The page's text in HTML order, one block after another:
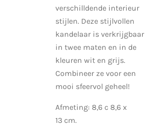
verschilldende interieur
stijlen. Deze stijlvollen
kandelaar is verkrijgbaar
in twee maten en in de
kleuren wit en grijs.
Combineer ze voor een
mooi sfeervol geheel!
Afmeting: 8,6 c 8,6 x
13 cm.